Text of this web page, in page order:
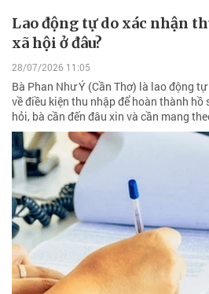
Lao động tự do xác nhận
xã hội ở đâu?
28/07/2026 11:05
Bà Phan Như Ý (Cần Thơ) là lao động
về điều kiện thu nhập để hoàn thành hồ
hỏi, bà cần đến đâu xin và cần mang